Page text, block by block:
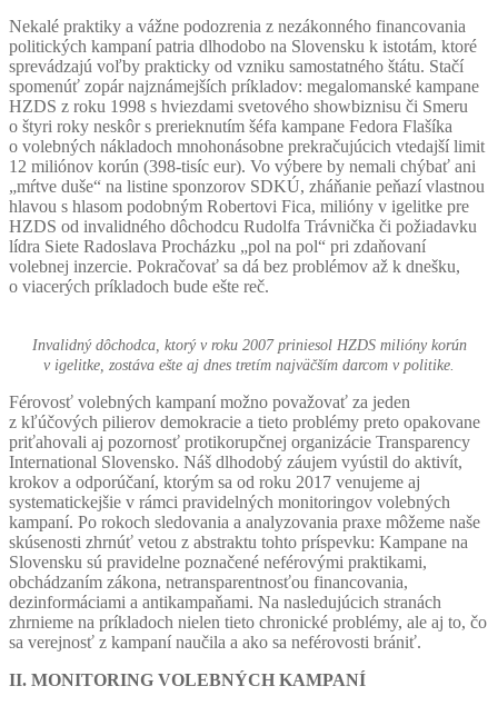
Nekalé praktiky a vážne podozrenia z nezákonného financovania
politických kampaní patria dlhodobo na Slovensku k istotám, ktoré
sprevádzajú voľby prakticky od vzniku samostatného štátu. Stačí
spomenúť zopár najznámejších príkladov: megalomanské kampane
HZDS z roku 1998 s hviezdami svetového showbiznisu či Smeru
o štyri roky neskôr s prerieknutím šéfa kampane Fedora Flašíka
o volebných nákladoch mnohonásobne prekračujúcich vtedajší limit
12 miliónov korún (398-tisíc eur). Vo výbere by nemali chýbať ani
„mŕtve duše“ na listine sponzorov SDKÚ, zháňanie peňazí vlastnou
hlavou s hlasom podobným Robertovi Fica, milióny v igelitke pre
HZDS od invalidného dôchodcu Rudolfa Trávnička či požiadavku
lídra Siete Radoslava Procházku „pol na pol“ pri zdaňovaní
volebnej inzercie. Pokračovať sa dá bez problémov až k dnešku,
o viacerých príkladoch bude ešte reč.
Invalidný dôchodca, ktorý v roku 2007 priniesol HZDS milióny korún
v igelitke, zostáva ešte aj dnes tretím najväčším darcom v politike.
Férovosť volebných kampaní možno považovať za jeden
z kľúčových pilierov demokracie a tieto problémy preto opakovane
priťahovali aj pozornosť protikorupčnej organizácie Transparency
International Slovensko. Náš dlhodobý záujem vyústil do aktivít,
krokov a odporúčaní, ktorým sa od roku 2017 venujeme aj
systematickejšie v rámci pravidelných monitoringov volebných
kampaní. Po rokoch sledovania a analyzovania praxe môžeme naše
skúsenosti zhrnúť vetou z abstraktu tohto príspevku: Kampane na
Slovensku sú pravidelne poznačené neférovými praktikami,
obchádzaním zákona, netransparentnosťou financovania,
dezinformáciami a antikampaňami. Na nasledujúcich stranách
zhrnieme na príkladoch nielen tieto chronické problémy, ale aj to, čo
sa verejnosť z kampaní naučila a ako sa neférovosti brániť.
II. MONITORING VOLEBNÝCH KAMPANÍ